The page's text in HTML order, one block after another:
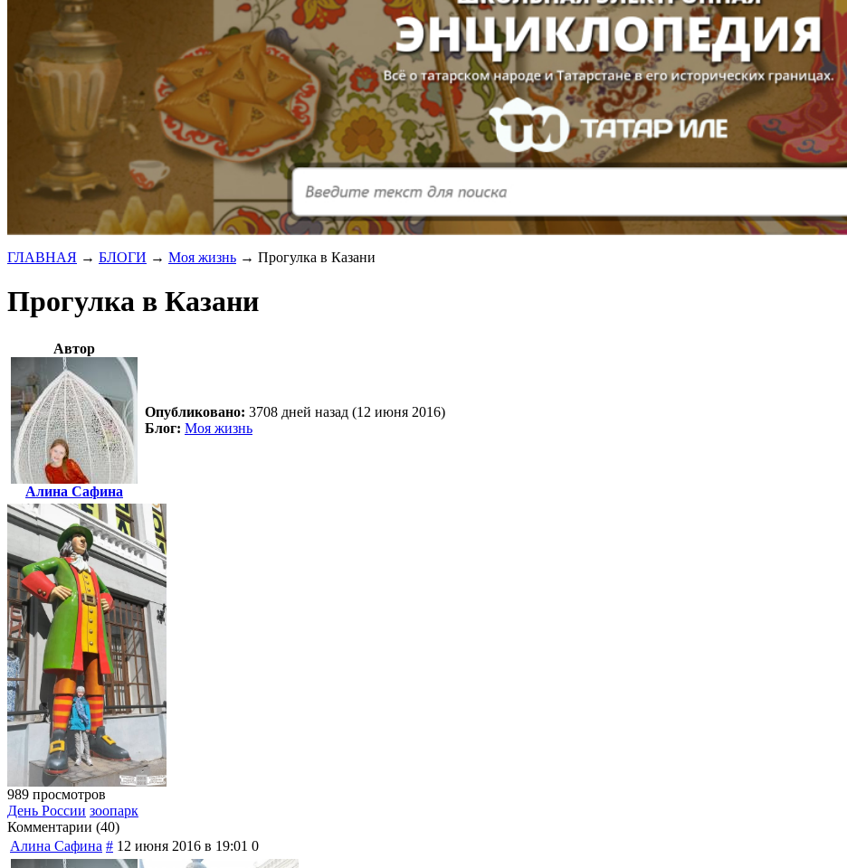
ГЛАВНАЯ → БЛОГИ → Моя жизнь → Прогулка в Казани
Прогулка в Казани
Автор
Алина Сафина
Опубликовано: 3708 дней назад (12 июня 2016)
Блог: Моя жизнь
989 просмотров
День России зоопарк
Комментарии (40)
Алина Сафина # 12 июня 2016 в 19:01 0